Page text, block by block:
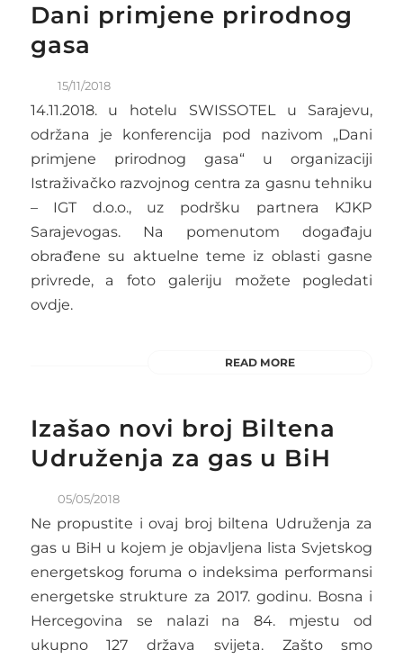
Dani primjene prirodnog
gasa
15/11/2018
14.11.2018. u hotelu SWISSOTEL u Sarajevu,
održana je konferencija pod nazivom „Dani
primjene prirodnog gasa“ u organizaciji
Istraživačko razvojnog centra za gasnu tehniku
– IGT d.o.o., uz podršku partnera KJKP
Sarajevogas. Na pomenutom događaju
obrađene su aktuelne teme iz oblasti gasne
privrede, a foto galeriju možete pogledati
ovdje.
READ MORE
Izašao novi broj Biltena
Udruženja za gas u BiH
05/05/2018
Ne propustite i ovaj broj biltena Udruženja za
gas u BiH u kojem je objavljena lista Svjetskog
energetskog foruma o indeksima performansi
energetske strukture za 2017. godinu. Bosna i
Hercegovina se nalazi na 84. mjestu od
ukupno 127 država svijeta. Zašto smo